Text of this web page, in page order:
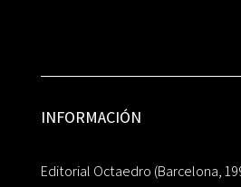
INFORMACIÓN
Editorial Octaedro (Barcelona,